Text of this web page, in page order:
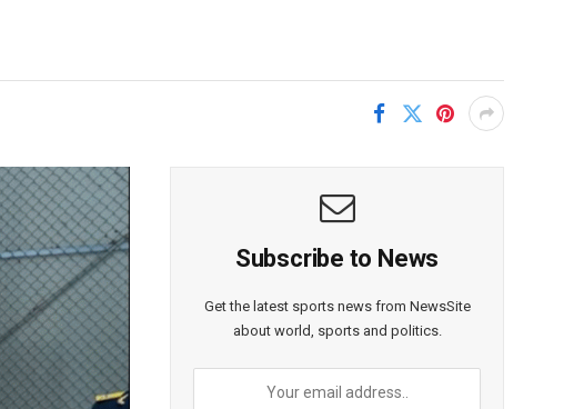
Subscribe to News
Get the latest sports news from NewsSite
about world, sports and politics.